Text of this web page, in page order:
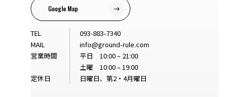
Google Map
TEL
093-883-7340
MAIL
info@ground-rule.com
営業時間
平日 10:00 – 21:00
土曜 10:00 – 19:00
定休日
日曜日、第2・4月曜日